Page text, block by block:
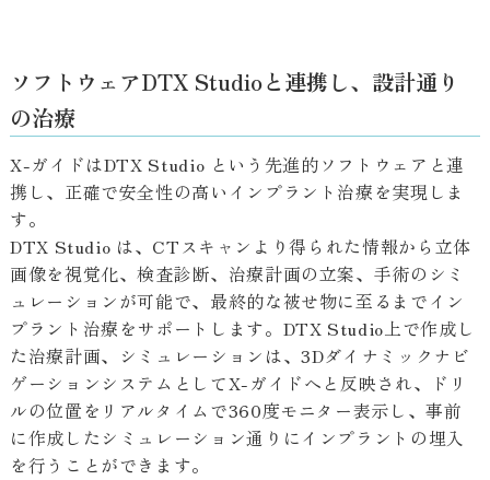
ソフトウェアDTX Studioと連携し、設計通り
の治療
X-ガイドはDTX Studio という先進的ソフトウェアと連
携し、正確で安全性の高いインプラント治療を実現しま
す。
DTX Studio は、CTスキャンより得られた情報から立体
画像を視覚化、検査診断、治療計画の立案、手術のシミ
ュレーションが可能で、最終的な被せ物に至るまでイン
プラント治療をサポートします。DTX Studio上で作成し
た治療計画、シミュレーションは、3Dダイナミックナビ
ゲーションシステムとしてX-ガイドへと反映され、ドリ
ルの位置をリアルタイムで360度モニター表示し、事前
に作成したシミュレーション通りにインプラントの埋入
を行うことができます。